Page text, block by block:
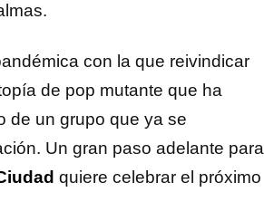
con la que reivindicar
de pop mutante que ha
de un grupo que ya se
Un gran paso adelante para
quiere celebrar el próximo